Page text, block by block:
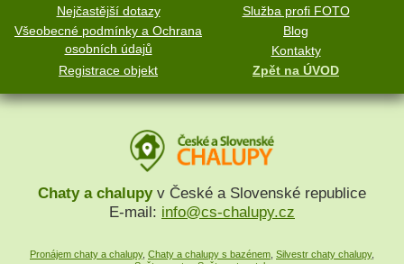
Nejčastější dotazy
Služba profi FOTO
Všeobecné podmínky a Ochrana
osobních údajů
Blog
Kontakty
Registrace objekt
Zpět na ÚVOD
Chaty a chalupyv České a Slovenské republice
E-mail: info@cs-chalupy.cz
Pronájem chaty a chalupy, Chaty a chalupy s bazénem, Silvestr chaty chalupy,